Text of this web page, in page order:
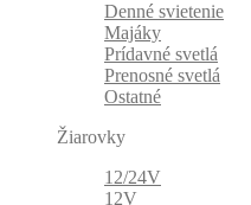
Denné svietenie
Majáky
Prídavné svetlá
Prenosné svetlá
Ostatné
Žiarovky
12/24V
12V